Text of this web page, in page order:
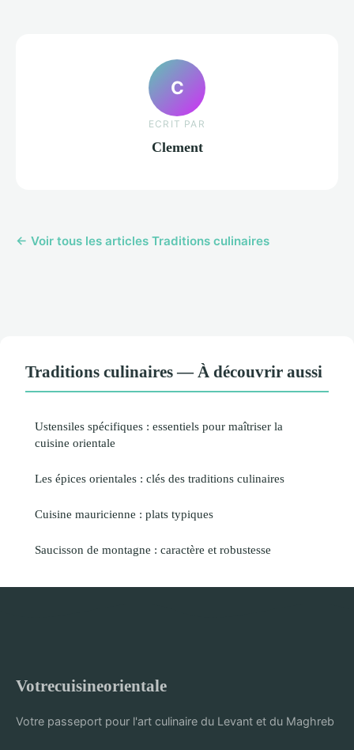
C
ECRIT PAR
Clement
← Voir tous les articles Traditions culinaires
Traditions culinaires — À découvrir aussi
Ustensiles spécifiques : essentiels pour maîtriser la
cuisine orientale
Les épices orientales : clés des traditions culinaires
Cuisine mauricienne : plats typiques
Saucisson de montagne : caractère et robustesse
Votrecuisineorientale
Votre passeport pour l'art culinaire du Levant et du Maghreb